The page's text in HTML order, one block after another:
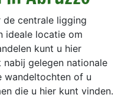
centrale ligging
ideale locatie om
kunt u hier
gelegen nationale
wandeltochten of u
die u hier kunt vinden.